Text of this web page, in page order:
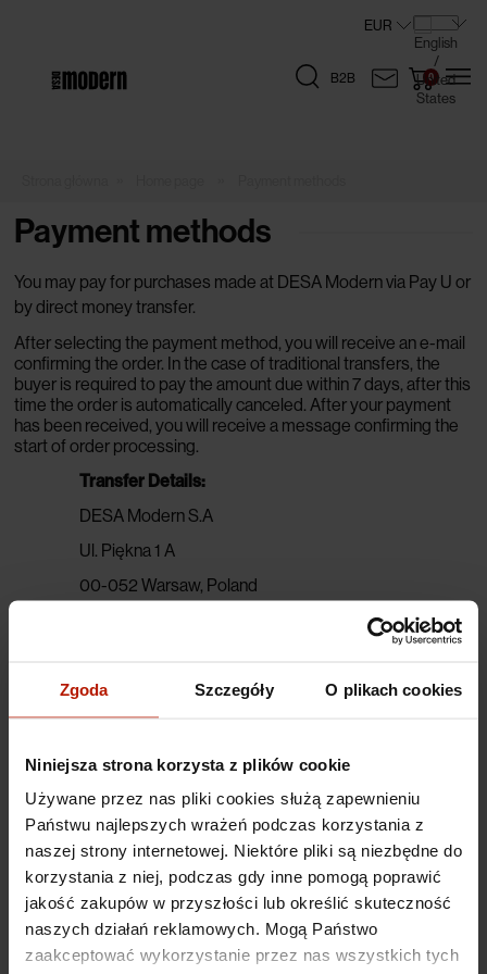
Zgoda Szczegóły O plikach cookies
Niniejsza strona korzysta z plików cookie
Używane przez nas pliki cookies służą zapewnieniu
Państwu najlepszych wrażeń podczas korzystania z
naszej strony internetowej. Niektóre pliki są niezbędne do
korzystania z niej, podczas gdy inne pomogą poprawić
jakość zakupów w przyszłości lub określić skuteczność
naszych działań reklamowych. Mogą Państwo
zaakceptować wykorzystanie przez nas wszystkich tych
B2B
Payment methods
You may pay for purchases made at DESA Modern via Pay U or
by direct money transfer.
After selecting the payment method, you will receive an e-mail
confirming the order. In the case of traditional transfers, the
buyer is required to pay the amount due within 7 days, after this
time the order is automatically canceled. After your payment
has been received, you will receive a message confirming the
start of order processing.
Transfer Details:
DESA Modern S.A
Ul. Piękna 1 A
00-052 Warsaw, Poland
Bank Account Number for Payments for payments
in EUR
51 1140 2062 0000 3813 2500 1004
SWIFT: BREXPLPWXXX